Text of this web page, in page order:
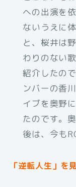
への出演を
ないうえに
と、桜井は
わりのない
紹介したの
ンバーの香
イブを奥野
たのです。
後は、今も
「逆転人生」を